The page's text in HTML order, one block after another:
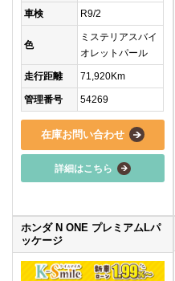
車検 R9/2
色
ミステリアスバイ
オレットパール
走行距離 71,920Km
管理番号 54269
在庫お問い合わせ
詳細はこちら
ホンダ N ONE プレミアムLパ
ッケージ